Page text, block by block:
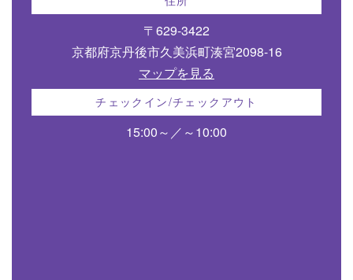
〒629-3422
京都府京丹後市久美浜町湊宮2098-16
マップを見る
チェックイン/チェックアウト
15:00～／～10:00